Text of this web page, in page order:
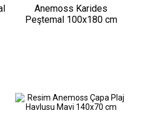
Anemoss Karides
Peştemal 100x180 cm